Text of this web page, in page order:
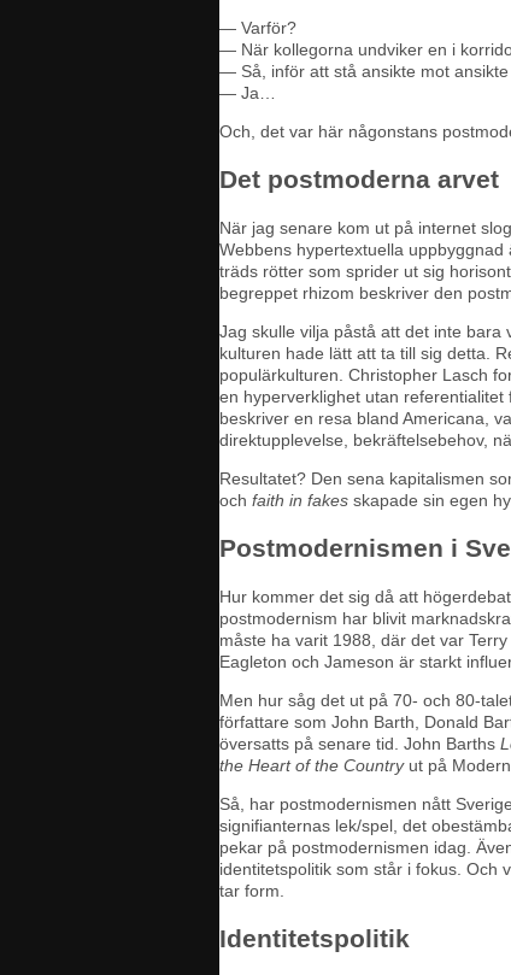
— Varför?
— När kollegorna undviker en i
— Så, inför att stå ansikte mot
— Ja…
Och, det var här någonstans
Det postmoderna arvet
När jag senare kom ut på internet
Webbens hypertextuella
träds rötter som sprider ut sig
begreppet rhizom beskriver den
Jag skulle vilja påstå att det inte bara
kulturen hade lätt att ta till sig detta.
populärkulturen. Christopher Lasch
en hyperverklighet utan
beskriver en resa bland Americana,
direktupplevelse, bekräftelsebehov,
Resultatet? Den sena kapitalismen
och faith in fakes skapade sin egen
Postmodernismen i
Hur kommer det sig då att
postmodernism har blivit
måste ha varit 1988, där det var
Eagleton och Jameson är starkt
Men hur såg det ut på 70- och 80-
författare som John Barth, Donald
översatts på senare tid. John Barths
the Heart of the Countryut på
Så, har postmodernismen nått
signifianternas lek/spel, det
pekar på postmodernismen idag.
identitetspolitik som står i fokus. Och
tar form.
Identitetspolitik